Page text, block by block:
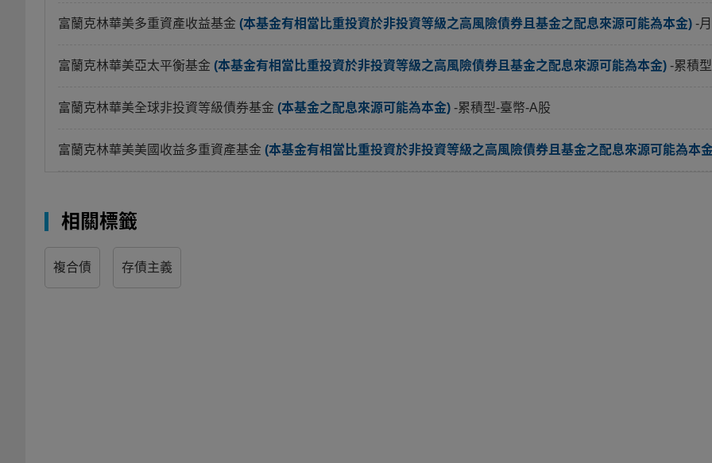
富蘭克林華美多重資產收益基金 (本基金有相當比重投資於非投資等級之高風險債券且基金之配息來源可能為本金) -
富蘭克林華美亞太平衡基金 (本基金有相當比重投資於非投資等級之高風險債券且基金之配息來源可能為本金) -累積
富蘭克林華美全球非投資等級債券基金 (本基金之配息來源可能為本金) -累積型-臺幣-A股
富蘭克林華美美國收益多重資產基金 (本基金有相當比重投資於非投資等級之高風險債券且基金之配息來源可能為本
相關標籤
複合債 存債主義